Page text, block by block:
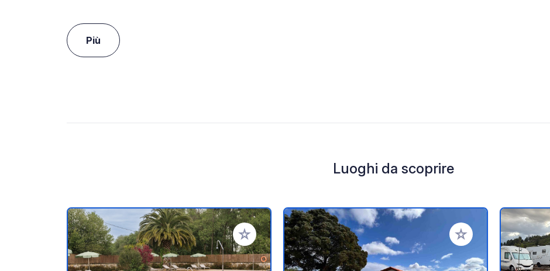
Più
Luoghi da scoprire
Aggiungi ai tuoi preferiti Aggiungi ai tuoi preferiti